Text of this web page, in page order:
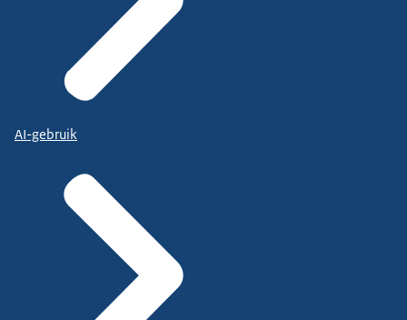
AI-gebruik